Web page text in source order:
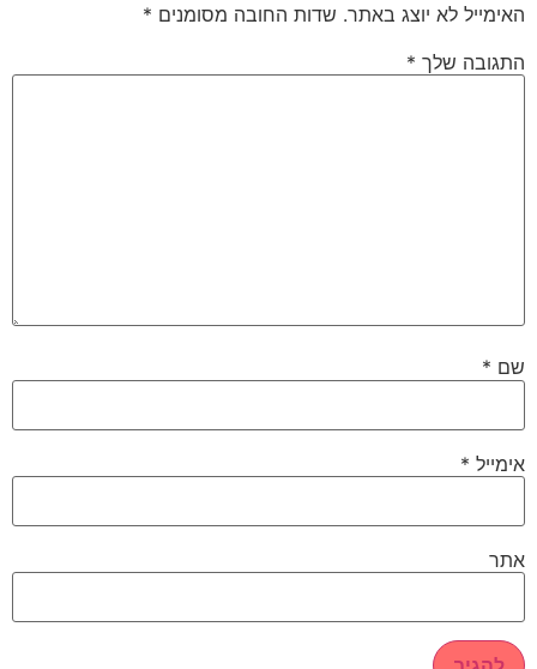
האימייל לא יוצג באתר. שדות החובה מסומנים *
התגובה שלך *
שם *
אימייל *
אתר